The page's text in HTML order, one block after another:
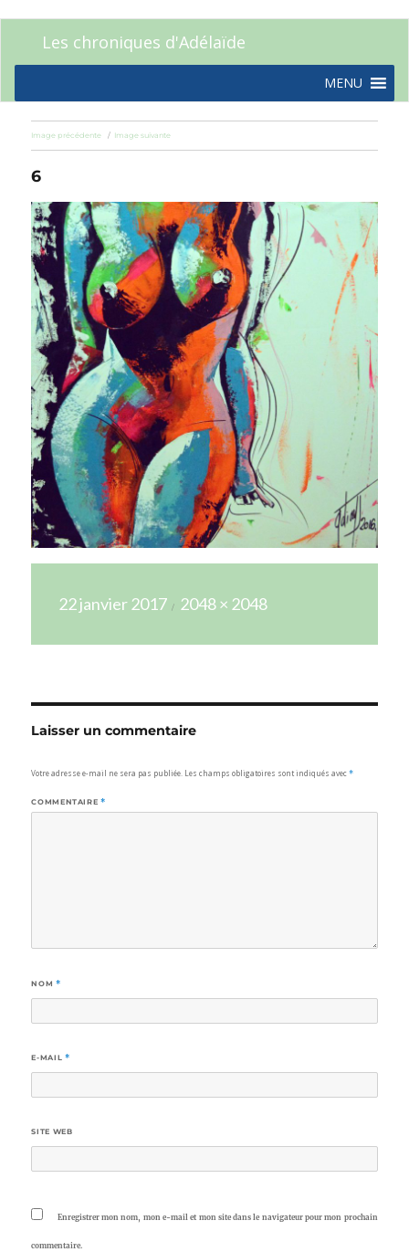
Les chroniques d'Adélaïde
MENU
Image précédente Image suivante
6
le22 janvier 2017
réelle
2048 × 2048
Laisser un commentaire
Votre adresse e-mail ne sera pas publiée. Les champs obligatoires sont indiqués avec*
COMMENTAIRE *
NOM *
E-MAIL *
SITE WEB
Enregistrer mon nom, mon e-mail et mon site dans le navigateur pour mon prochain
commentaire.